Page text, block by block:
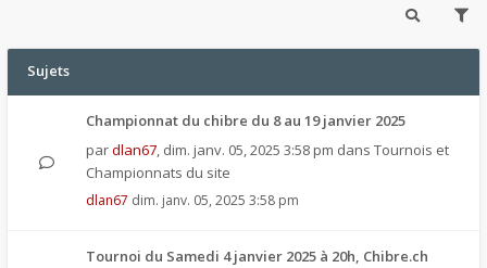
Sujets
Championnat du chibre du 8 au 19 janvier 2025
pardlan67, dim. janv. 05, 2025 3:58 pm dans Tournois et
Championnats du site
dlan67 dim. janv. 05, 2025 3:58 pm
Tournoi du Samedi 4 janvier 2025 à 20h, Chibre.ch